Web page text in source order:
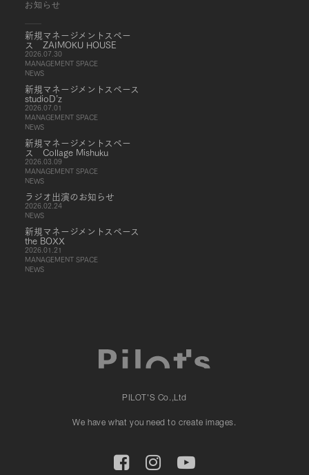
お知らせ
新規マネージメントスペー
ス ZAIMOKU HOUSE
2026.07.30
MANAGEMENT SPACE
NEWS
新規マネージメントスペース
studioD’z
2026.07.01
MANAGEMENT SPACE
NEWS
新規マネージメントスペー
ス Collage Mishuku
2026.03.09
MANAGEMENT SPACE
NEWS
ラジオ出演のお知らせ
2026.02.24
NEWS
新規マネージメントスペース
the BOXX
2026.01.21
MANAGEMENT SPACE
NEWS
PILOT'S Co.,Ltd
We have what you need to create images.